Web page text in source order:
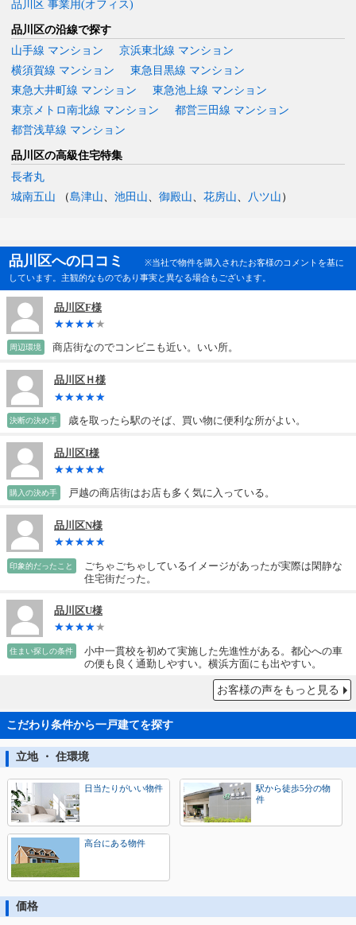
品川区 事業用(オフィス)
品川区の沿線で探す
山手線 マンション
京浜東北線 マンション
横須賀線 マンション
東急目黒線 マンション
東急大井町線 マンション
東急池上線 マンション
東京メトロ南北線 マンション
都営三田線 マンション
都営浅草線 マンション
品川区の高級住宅特集
長者丸
城南五山 （島津山 池田山 御殿山 花房山 八ツ山 ）
品川区への口コミ
※当社で物件を購入されたお客様のコメントを基に
しています。主観的なものであり事実と異なる場合もございます。
品川区F様
周辺環境 商店街なのでコンビニも近い。いい所。
品川区Ｈ様
決断の決め手 歳を取ったら駅のそば、買い物に便利な所がよい。
品川区I様
購入の決め手 戸越の商店街はお店も多く気に入っている。
品川区N様
印象的だったこと
ごちゃごちゃしているイメージがあったが実際は閑静な
住宅街だった。
品川区U様
住まい探しの条件
小中一貫校を初めて実施した先進性がある。都心への車
の便も良く通勤しやすい。横浜方面にも出やすい。
お客様の声をもっと見る
こだわり条件から一戸建てを探す
立地 ・ 住環境
日当たりがいい物件
駅から徒歩5分の物
件
高台にある物件
価格